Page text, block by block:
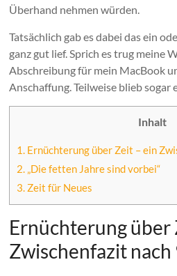
Überhand nehmen würden.
Tatsächlich gab es dabei das ein
ganz gut lief. Sprich es trug meine
Abschreibung für mein MacBook
Anschaffung. Teilweise blieb sogar
Inhalt
1. Ernüchterung über Zeit – ein
2. „Die fetten Jahre sind vorbei“
3. Zeit für Neues
Ernüchterung über
Zwischenfazit nach